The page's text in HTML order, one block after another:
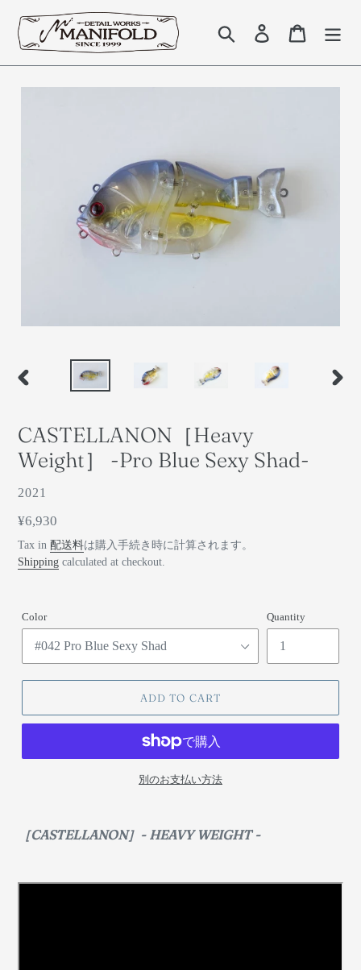
検索 Log in Cart
ラ
イ
ド
CASTELLANON［Heavy
Weight］ -Pro Blue Sexy Shad-
ベ
ダ
ー
2021
通
常
価
¥6,930
Tax in 配送料は購入手続き時に計算されます。
Shipping calculated at checkout.
Color Quantity
ADD TO CART
別のお支払い方法
［CASTELLANON］- HEAVY WEIGHT -